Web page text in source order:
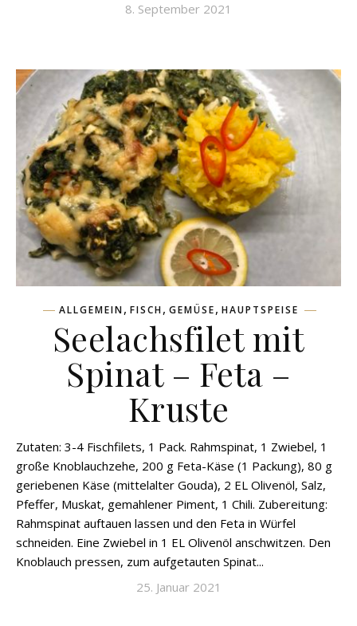
8. September 2021
ALLGEMEIN, FISCH, GEMÜSE, HAUPTSPEISE
Seelachsfilet mit
Spinat – Feta –
Kruste
Zutaten: 3-4 Fischfilets, 1 Pack. Rahmspinat, 1 Zwiebel, 1
große Knoblauchzehe, 200 g Feta-Käse (1 Packung), 80 g
geriebenen Käse (mittelalter Gouda), 2 EL Olivenöl, Salz,
Pfeffer, Muskat, gemahlener Piment, 1 Chili. Zubereitung:
Rahmspinat auftauen lassen und den Feta in Würfel
schneiden. Eine Zwiebel in 1 EL Olivenöl anschwitzen. Den
Knoblauch pressen, zum aufgetauten Spinat...
25. Januar 2021